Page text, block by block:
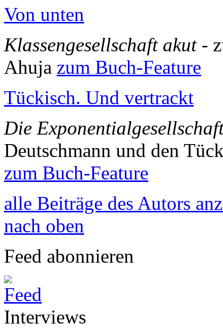
Von unten
Klassengesellschaft akut-
Ahuja zum Buch-Feature
Tückisch. Und vertrackt
Die
Deutschmann und den
zum Buch-Feature
alle Beiträge des Autors
nach oben
Feed abonnieren
Interviews